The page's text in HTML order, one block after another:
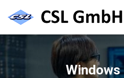
Windows